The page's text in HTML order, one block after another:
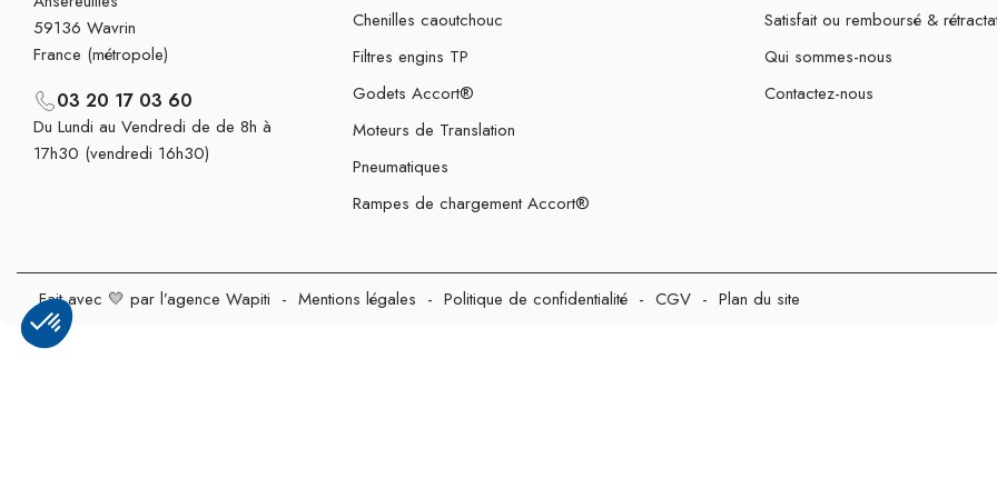
59136 Wavrin
France (métropole)
03 20 17 03 60
Du Lundi au Vendredi de de 8h à
17h30 (vendredi 16h30)
Chenilles caoutchouc
Filtres engins TP
Godets Accort®
Moteurs de Translation
Pneumatiques
Rampes de chargement Accort®
Satisfait ou remboursé &
Qui sommes-nous
Contactez-nous
Fait avec 💛 par l’agence Wapiti - Mentions légales - Politique de confidentialité - CGV - Plan du site